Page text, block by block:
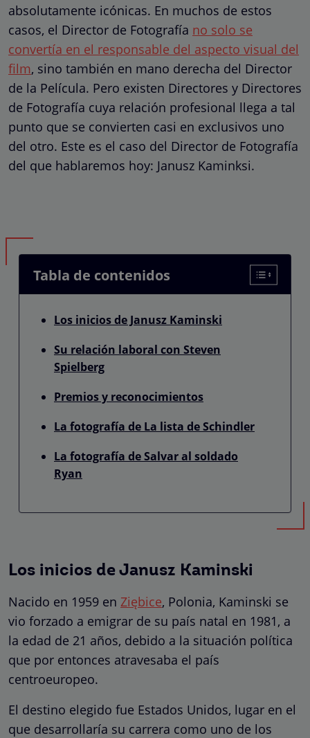
absolutamente icónicas. En muchos de estos
casos, el Director de Fotografía no solo se
convertía en el responsable del aspecto visual del
film, sino también en mano derecha del Director
de la Película. Pero existen Directores y Directores
de Fotografía cuya relación profesional llega a tal
punto que se convierten casi en exclusivos uno
del otro. Este es el caso del Director de Fotografía
del que hablaremos hoy: Janusz Kaminksi.
Tabla de contenidos
Los inicios de Janusz Kaminski
Su relación laboral con Steven
Spielberg
Premios y reconocimientos
La fotografía de La lista de Schindler
La fotografía de Salvar al soldado
Ryan
Los inicios de Janusz Kaminski
Nacido en 1959 en Ziębice, Polonia, Kaminski se
vio forzado a emigrar de su país natal en 1981, a
la edad de 21 años, debido a la situación política
que por entonces atravesaba el país
centroeuropeo.
El destino elegido fue Estados Unidos, lugar en el
que desarrollaría su carrera como uno de los